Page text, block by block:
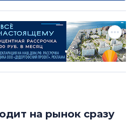
на рынок сразу